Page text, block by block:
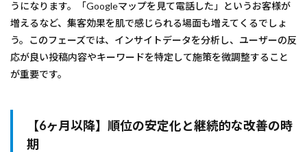
うになります。「Googleマップを見て電話した」というお客様が
増えるなど、集客効果を肌で感じられる場面も増えてくるでしょ
う。このフェーズでは、インサイトデータを分析し、ユーザーの反
応が良い投稿内容やキーワードを特定して施策を微調整すること
が重要です。
【6ヶ月以降】順位の安定化と継続的な改善の時
期